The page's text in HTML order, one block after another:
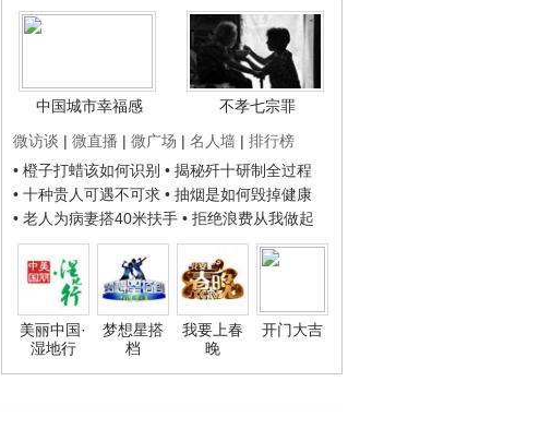
中国城市幸福感
不孝七宗罪
微访谈 | 微直播 | 微广场 | 名人墙 | 排行榜
• 橙子打蜡该如何识别 • 揭秘歼十研制全过程
• 十种贵人可遇不可求 • 抽烟是如何毁掉健康
• 老人为病妻搭40米扶手 • 拒绝浪费从我做起
美丽中国·
湿地行
梦想星搭
档
我要上春
晚
开门大吉